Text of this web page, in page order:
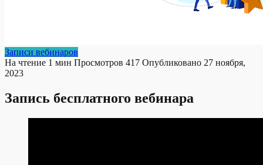
Записи вебинаров
На чтение 1 мин Просмотров 417 Опубликовано 27 ноября,
2023
Запись бесплатного вебинара